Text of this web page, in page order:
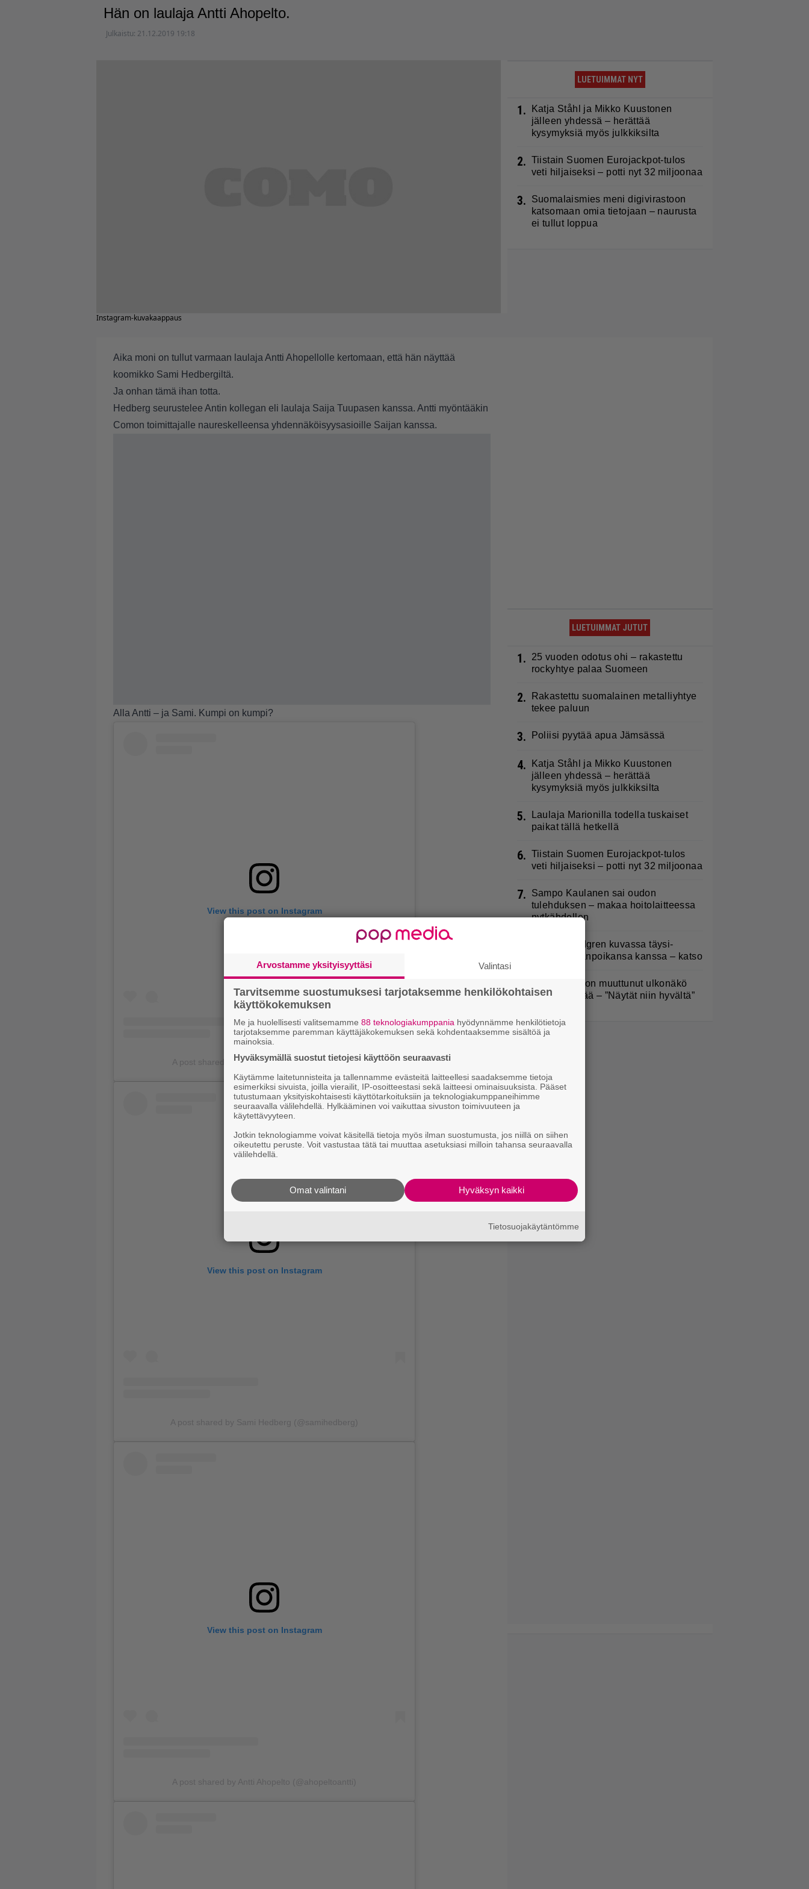
Hän on laulaja Antti Ahopelto.
Julkaistu: 21.12.2019 19:18
Instagram-kuvakaappaus
LUETUIMMAT NYT
1.
Katja Ståhl ja Mikko Kuustonen
jälleen yhdessä – herättää
kysymyksiä myös julkkiksilta
2. Tiistain Suomen Eurojackpot-tulos
veti hiljaiseksi – potti nyt 32 miljoonaa
3.
Suomalaismies meni digivirastoon
katsomaan omia tietojaan – naurusta
ei tullut loppua
Aika moni on tullut varmaan laulaja Antti Ahopellolle kertomaan, että hän näyttää
koomikko Sami Hedbergiltä.
Ja onhan tämä ihan totta.
Hedberg seurustelee Antin kollegan eli laulaja Saija Tuupasen kanssa. Antti myöntääkin
Comon toimittajalle naureskelleensa yhdennäköisyysasioille Saijan kanssa.
Alla Antti – ja Sami. Kumpi on kumpi?
View this post on Instagram
A post shared by Antti Ahopelto (@ahopeltoantti)
View this post on Instagram
A post shared by Sami Hedberg (@samihedberg)
View this post on Instagram
A post shared by Antti Ahopelto (@ahopeltoantti)
LUETUIMMAT JUTUT
1.
25 vuoden odotus ohi – rakastettu
rockyhtye palaa Suomeen
2.
Rakastettu suomalainen metalliyhtye
tekee paluun
3. Poliisi pyytää apua Jämsässä
4.
Katja Ståhl ja Mikko Kuustonen
jälleen yhdessä – herättää
kysymyksiä myös julkkiksilta
5.
Laulaja Marionilla todella tuskaiset
paikat tällä hetkellä
6. Tiistain Suomen Eurojackpot-tulos
veti hiljaiseksi – potti nyt 32 miljoonaa
7.
Sampo Kaulanen sai oudon
tulehduksen – makaa hoitolaitteessa
nytkähdellen
Helena Lindgren kuvassa täysi-
ikäisen pojanpoikansa kanssa – katso
9.
Joel Harkimon muuttunut ulkonäkö
hämmästyttää – ”Näytät niin hyvältä”
Arvostamme yksityisyyttäsi Valintasi
Tarvitsemme suostumuksesi tarjotaksemme henkilökohtaisen
käyttökokemuksen
Me ja huolellisesti valitsemamme 88 teknologiakumppania hyödynnämme henkilötietoja
tarjotaksemme paremman käyttäjäkokemuksen sekä kohdentaaksemme sisältöä ja
mainoksia.
Hyväksymällä suostut tietojesi käyttöön seuraavasti
Käytämme laitetunnisteita ja tallennamme evästeitä laitteellesi saadaksemme tietoja
esimerkiksi sivuista, joilla vierailit, IP-osoitteestasi sekä laitteesi ominaisuuksista. Pääset
tutustumaan yksityiskohtaisesti käyttötarkoituksiin ja teknologiakumppaneihimme
seuraavalla välilehdellä. Hylkääminen voi vaikuttaa sivuston toimivuuteen ja
käytettävyyteen.
Jotkin teknologiamme voivat käsitellä tietoja myös ilman suostumusta, jos niillä on siihen
oikeutettu peruste. Voit vastustaa tätä tai muuttaa asetuksiasi milloin tahansa seuraavalla
välilehdellä.
Hyväksyn kaikki
Omat valintani
Tietosuojakäytäntömme